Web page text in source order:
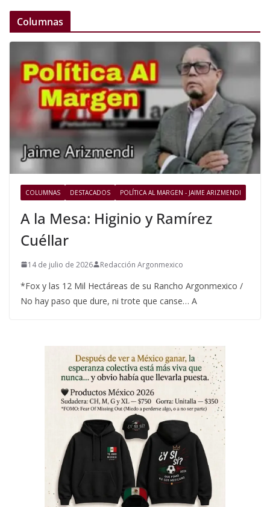
Columnas
COLUMNAS DESTACADOS POLÍTICA AL MARGEN - JAIME ARIZMENDI
A la Mesa: Higinio y Ramírez
Cuéllar
14 de julio de 2026 Redacción Argonmexico
*Fox y las 12 Mil Hectáreas de su Rancho Argonmexico /
No hay paso que dure, ni trote que canse… A